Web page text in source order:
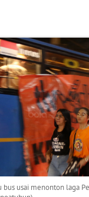
usai menonton laga